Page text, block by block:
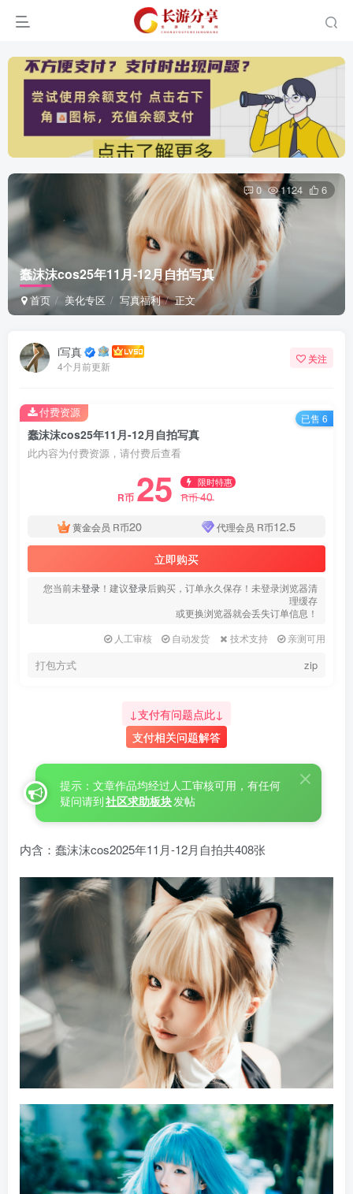
蠢沫沫cos25年11月-12月自拍写真
首页 美化专区 写真福利 正文
0 1124 6
i写真
4个月前更新
关注
蠢沫沫cos25年11月-12月自拍写真
此内容为付费资源，请付费后查看
R币 25 限时特惠
R币40
黄金会员 R币20 代理会员 R币12.5
立即购买
您当前未登录 ！建议登录后购买，订单永久保存！未登录浏览器清
理缓存
或更换浏览器就会丢失订单信息！
人工审核
自动发货 技术支持 亲测可用
打包方式 zip
付费资源 已售 6
↓支付有问题点此↓
支付相关问题解答
提示：文章作品均经过人工审核可用，有任何
疑问请到社区求助板块发帖
内含：蠢沫沫cos2025年11月-12月自拍共408张